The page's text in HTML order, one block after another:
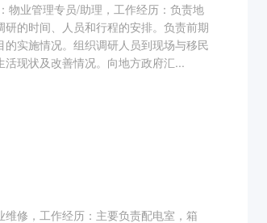
物业管理专员/助理，工作经历：负责地
的时间、人员和行程的安排。负责前期
实施情况。组织调研人员到现场与移民
现状及改善情况。向地方政府汇...
修，工作经历：主要负责配电室，箱